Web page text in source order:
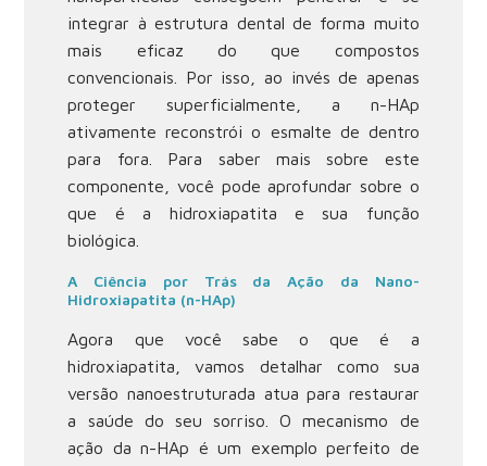
integrar à estrutura dental de forma muito
mais eficaz do que compostos
convencionais. Por isso, ao invés de apenas
proteger superficialmente, a n-HAp
ativamente reconstrói o esmalte de dentro
para fora. Para saber mais sobre este
componente, você podeaprofundar sobre o
que é a hidroxiapatita e sua função
biológica.
A Ciência por Trás da Ação da Nano-
Hidroxiapatita (n-HAp)
Agora que você sabe o que é a
hidroxiapatita, vamos detalhar como sua
versão nanoestruturada atua para restaurar
a saúde do seu sorriso. O mecanismo de
ação da n-HAp é um exemplo perfeito de